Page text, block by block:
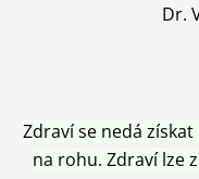
Dr.
Zdraví se nedá
na rohu. Zdraví lze